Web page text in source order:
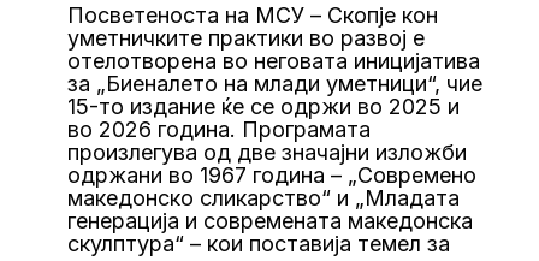
Посветеноста на МСУ – Скопјe кон
уметничките практики во развој е
отелотворена во неговата иницијатива
за „Биеналето на млади уметници“, чие
15-то издание ќе се одржи во 2025 и
во 2026 година. Програмата
произлегува од две значајни изложби
одржани во 1967 година – „Современо
македонско сликарство“ и „Младата
генерација и современата македонска
скулптура“ – кои поставија темел за